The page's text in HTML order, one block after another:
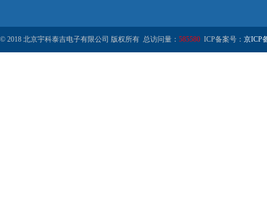
© 2018 北京宇科泰吉电子有限公司 版权所有 总访问量： 585580 ICP备案号： 京ICP